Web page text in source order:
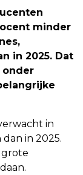
minder
in 2025. Dat
onder
in
in 2025.
grote